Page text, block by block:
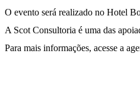
O evento será realizado no Hotel
A Scot Consultoria é uma das
Para mais informações, acesse a